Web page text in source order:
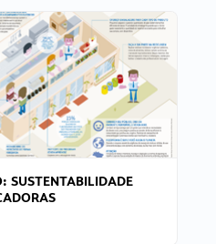
SUSTENTABILIDADE